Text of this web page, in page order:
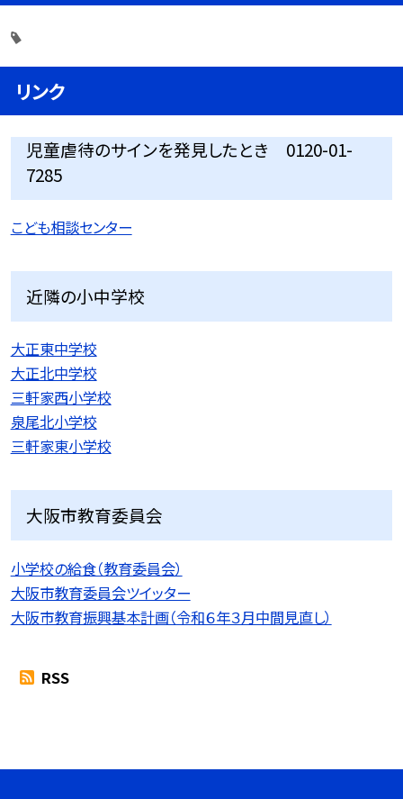
リンク
児童虐待のサインを発見したとき 0120-01-
7285
こども相談センター
近隣の小中学校
大正東中学校
大正北中学校
三軒家西小学校
泉尾北小学校
三軒家東小学校
大阪市教育委員会
小学校の給食（教育委員会）
大阪市教育委員会ツイッター
大阪市教育振興基本計画（令和６年３月中間見直し）
RSS